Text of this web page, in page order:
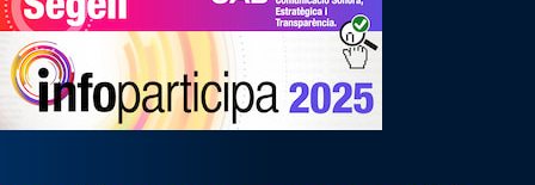
«A Raïms de Sant Jaume, raïms aigualits;
raïms de setembre te'n llepes els dits»,
segons una dita popular.
Photo